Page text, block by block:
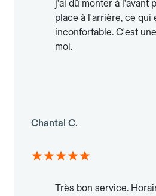
j'ai dû monter à l'avant
place à l'arrière, ce qui
inconfortable. C'est
moi.
Chantal C.
Très bon service.